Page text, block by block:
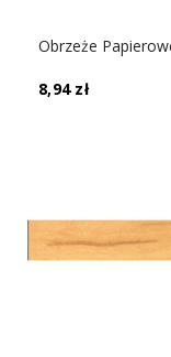
8,94 zł